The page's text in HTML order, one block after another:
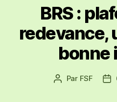
BRS :
redevance,
bonne
Auteur
Par FSF